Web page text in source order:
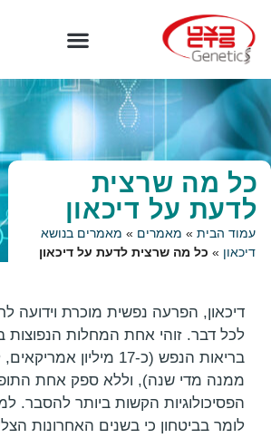
כל מה שרצית
לדעת על דיכאון
עמוד הבית » מאמרים » מאמרים בנושא
דיכאון » כל מה שרצית לדעת על דיכאון
דיכאון, הפרעה נפשית מוכרת וידועה
לכל דבר. זוהי אחת המחלות הנפוצות
בריאות הנפש (כ-17 מיליון
ממנה מדי שנה), וללא ספק אחת
הפסיכולוגיות הקשות ביותר להסבר.
לומר בביטחון כי בשנים האחרונות